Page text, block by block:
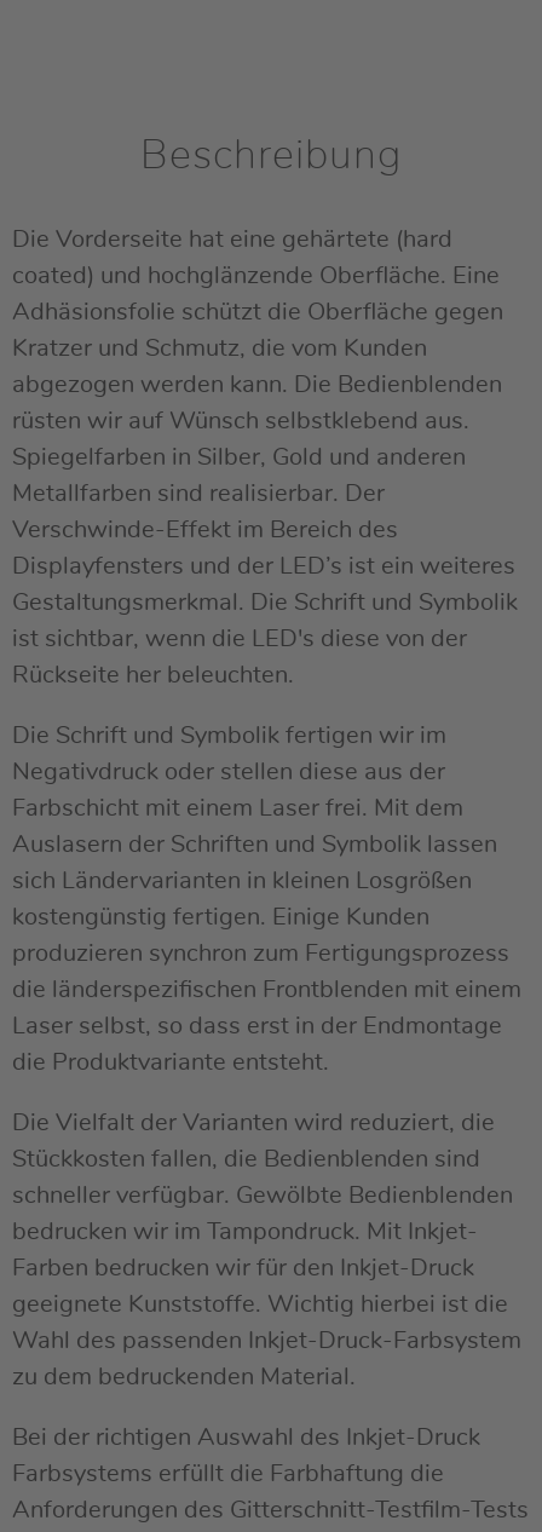
Beschreibung
Die Vorderseite hat eine gehärtete (hard
coated) und hochglänzende Oberfläche. Eine
Adhäsionsfolie schützt die Oberfläche gegen
Kratzer und Schmutz, die vom Kunden
abgezogen werden kann. Die Bedienblenden
rüsten wir auf Wünsch selbstklebend aus.
Spiegelfarben in Silber, Gold und anderen
Metallfarben sind realisierbar. Der
Verschwinde-Effekt im Bereich des
Displayfensters und der LED’s ist ein weiteres
Gestaltungsmerkmal. Die Schrift und Symbolik
ist sichtbar, wenn die LED's diese von der
Rückseite her beleuchten.
Die Schrift und Symbolik fertigen wir im
Negativdruck oder stellen diese aus der
Farbschicht mit einem Laser frei. Mit dem
Auslasern der Schriften und Symbolik lassen
sich Ländervarianten in kleinen Losgrößen
kostengünstig fertigen. Einige Kunden
produzieren synchron zum Fertigungsprozess
die länderspezifischen Frontblenden mit einem
Laser selbst, so dass erst in der Endmontage
die Produktvariante entsteht.
Die Vielfalt der Varianten wird reduziert, die
Stückkosten fallen, die Bedienblenden sind
schneller verfügbar. Gewölbte Bedienblenden
bedrucken wir im Tampondruck. Mit Inkjet-
Farben bedrucken wir für den Inkjet-Druck
geeignete Kunststoffe. Wichtig hierbei ist die
Wahl des passenden Inkjet-Druck-Farbsystem
zu dem bedruckenden Material.
Bei der richtigen Auswahl des Inkjet-Druck
Farbsystems erfüllt die Farbhaftung die
Anforderungen des Gitterschnitt-Testfilm-Tests